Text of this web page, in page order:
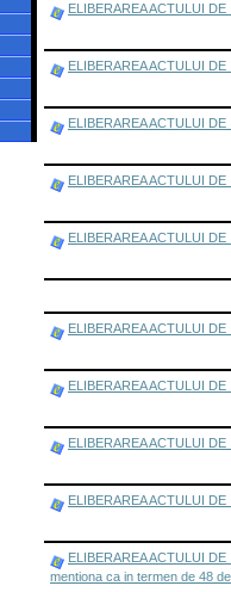
ELIBERAREA ACTULUI
ELIBERAREA ACTULUI
ELIBERAREA ACTULUI
ELIBERAREA ACTULUI
ELIBERAREA ACTULUI
ELIBERAREA ACTULUI
ELIBERAREA ACTULUI
ELIBERAREA ACTULUI
ELIBERAREA ACTULUI
ELIBERAREA ACTULUI
mentiona ca in termen de 48